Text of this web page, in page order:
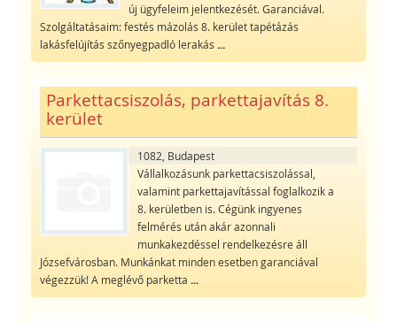
új ügyfeleim jelentkezését. Garanciával.
Szolgáltatásaim: festés mázolás 8. kerület tapétázás
lakásfelújítás szőnyegpadló lerakás ...
Parkettacsiszolás, parkettajavítás 8.
kerület
1082, Budapest
Vállalkozásunk parkettacsiszolással,
valamint parkettajavítással foglalkozik a
8. kerületben is. Cégünk ingyenes
felmérés után akár azonnali
munkakezdéssel rendelkezésre áll
Józsefvárosban. Munkánkat minden esetben garanciával
végezzük! A meglévő parketta ...